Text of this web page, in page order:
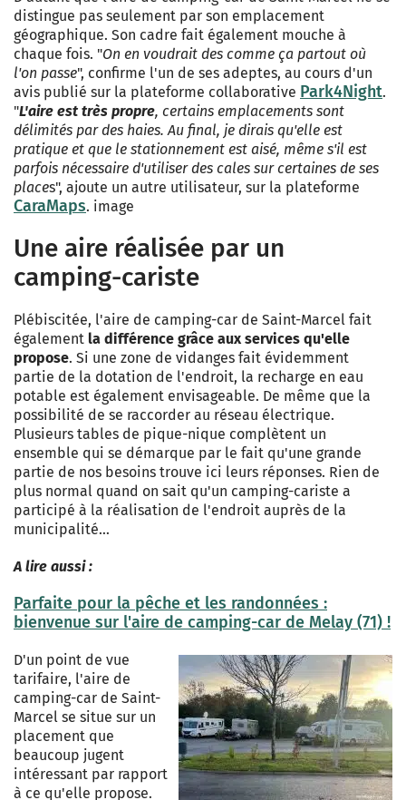
distingue pas seulement par son emplacement
géographique. Son cadre fait également mouche à
chaque fois. "On en voudrait des comme ça partout où
l'on passe", confirme l'un de ses adeptes, au cours d'un
avis publié sur la plateforme collaborative Park4Night.
"L'aire est très propre, certains emplacements sont
délimités par des haies. Au final, je dirais qu'elle est
pratique et que le stationnement est aisé, même s'il est
parfois nécessaire d'utiliser des cales sur certaines de ses
places", ajoute un autre utilisateur, sur la plateforme
CaraMaps. image
Une aire réalisée par un
camping-cariste
Plébiscitée, l'aire de camping-car de Saint-Marcel fait
également la différence grâce aux services qu'elle
propose. Si une zone de vidanges fait évidemment
partie de la dotation de l'endroit, la recharge en eau
potable est également envisageable. De même que la
possibilité de se raccorder au réseau électrique.
Plusieurs tables de pique-nique complètent un
ensemble qui se démarque par le fait qu'une grande
partie de nos besoins trouve ici leurs réponses. Rien de
plus normal quand on sait qu'un camping-cariste a
participé à la réalisation de l'endroit auprès de la
municipalité…
A lire aussi :
Parfaite pour la pêche et les randonnées :
bienvenue sur l'aire de camping-car de Melay (71) !
D'un point de vue
tarifaire, l'aire de
camping-car de Saint-
Marcel se situe sur un
placement que
beaucoup jugent
intéressant par rapport
à ce qu'elle propose.